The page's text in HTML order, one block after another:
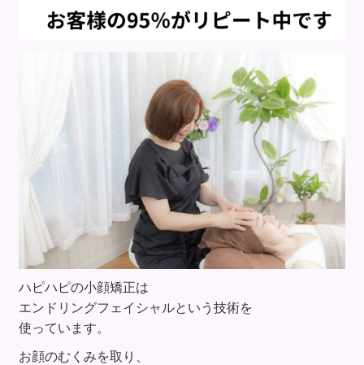
ハピハピの小顔矯正は
エンドリングフェイシャルという技術を
使っています。
お顔のむくみを取り、